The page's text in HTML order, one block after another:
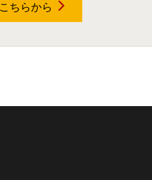
こちらから